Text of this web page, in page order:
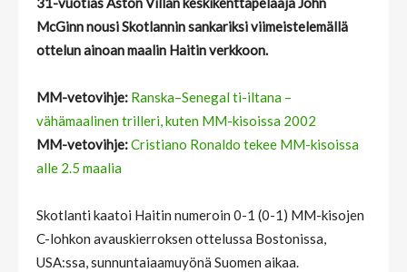
McGinnnousi Skotlannin sankariksi viimeistelemällä
ottelun ainoan maalin Haitin verkkoon.
MM-vetovihje: Ranska–Senegal ti-iltana –
vähämaalinen trilleri, kuten MM-kisoissa 2002
MM-vetovihje:Cristiano Ronaldo tekee MM-kisoissa
alle 2.5 maalia
Skotlanti kaatoi Haitin numeroin 0-1 (0-1) MM-kisojen
C-lohkon avauskierroksen ottelussa Bostonissa,
USA:ssa, sunnuntaiaamuyönä Suomen aikaa.